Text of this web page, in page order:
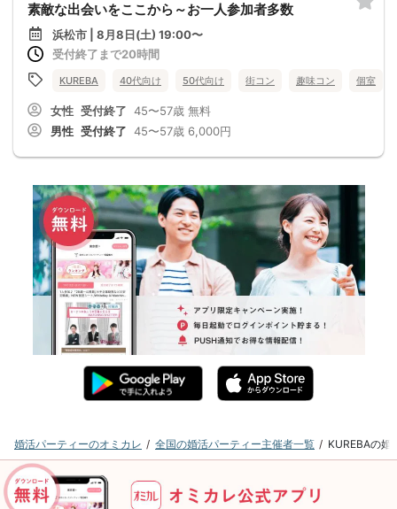
素敵な出会いをここから～お一人参加者多数
浜松市 | 8月8日(土) 19:00〜
受付終了まで20時間
KUREBA 40代向け 50代向け 街コン 趣味コン 個室
女性 受付終了 45〜57歳 無料
男性 受付終了 45〜57歳 6,000円
婚活パーティーのオミカレ 全国の婚活パーティー主催者一覧 KUREBAの婚